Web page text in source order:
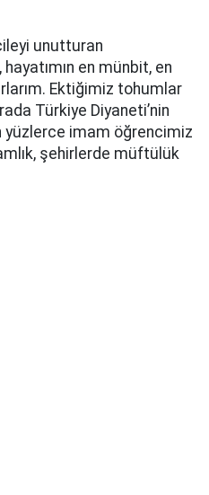
unutturan
en münbit, en
Ektiğimiz tohumlar
Türkiye Diyaneti’nin
yüzlerce imam öğrencimiz
şehirlerde müftülük